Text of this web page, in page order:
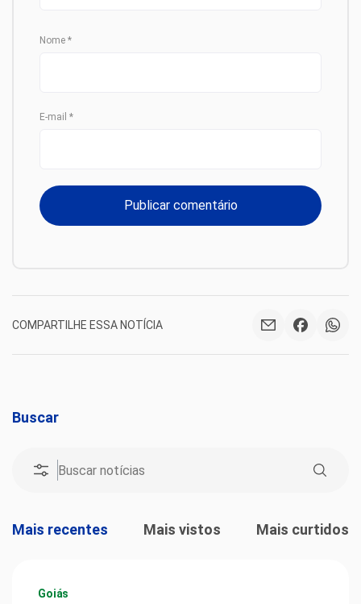
Nome *
E-mail *
COMPARTILHE ESSA NOTÍCIA
Buscar
Mais recentes Mais vistos Mais curtidos
Goiás